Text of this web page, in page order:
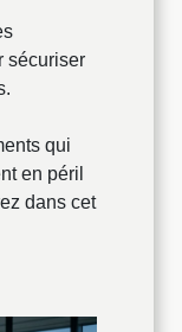
sécuriser
qui
en péril
dans cet